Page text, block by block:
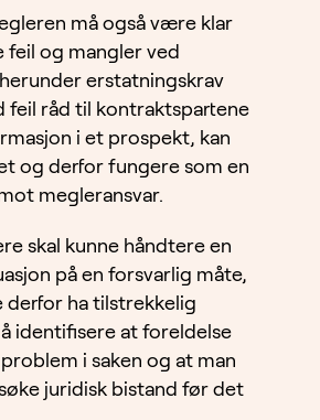
må også være klar
feil og mangler ved
erstatningskrav
feil råd til kontraktspartene
i et prospekt, kan
og derfor fungere som en
megleransvar.
skal kunne håndtere en
på en forsvarlig måte,
derfor ha tilstrekkelig
identifisere at foreldelse
i saken og at man
juridisk bistand før det